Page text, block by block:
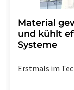
Material
und kühlt
Systeme
Erstmals im